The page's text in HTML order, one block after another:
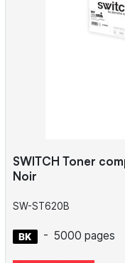
SWITCH Toner
Noir
SW-ST620B
- 5000 pages